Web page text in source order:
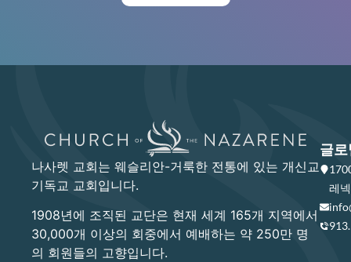
나사렛 교회는 웨슬리안-거룩한 전통에 있는 개신교
기독교 교회입니다.
1908년에 조직된 교단은 현재 세계 165개 지역에서
30,000개 이상의 회중에서 예배하는 약 250만 명
의 회원들의 고향입니다.
글로
레